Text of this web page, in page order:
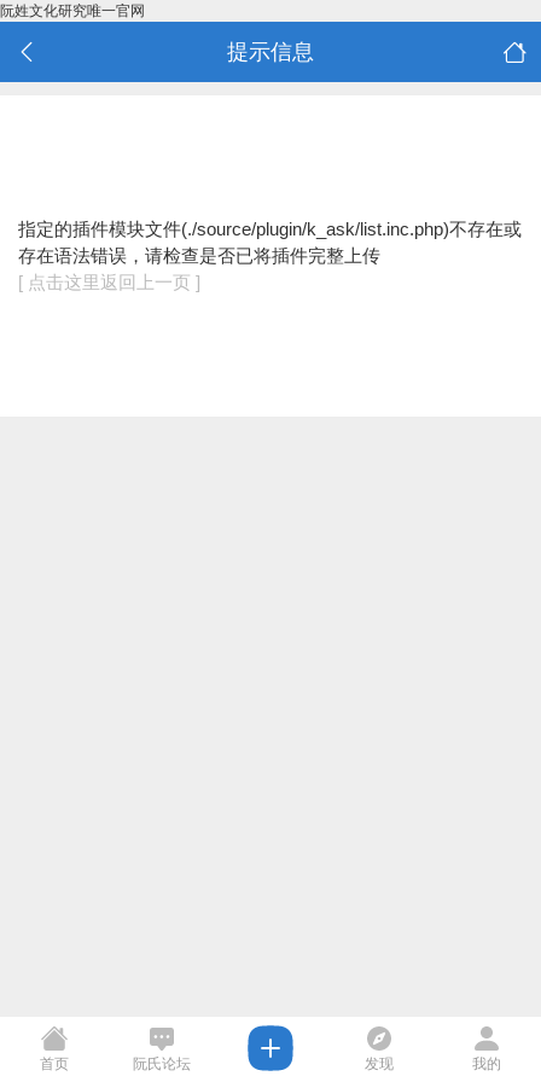
阮姓文化研究唯一官网
提示信息
指定的插件模块文件(./source/plugin/k_ask/list.inc.php)不存在或
存在语法错误，请检查是否已将插件完整上传
[ 点击这里返回上一页 ]
首页 阮氏论坛 发现 我的